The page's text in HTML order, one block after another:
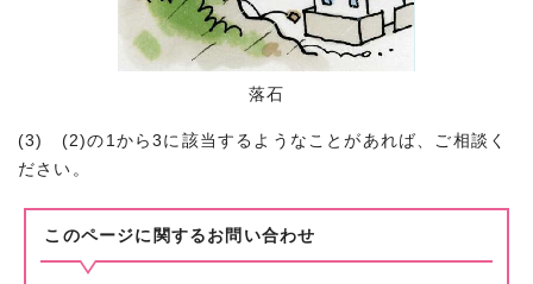
落石
(3) (2)の1から3に該当するようなことがあれば、ご相談く
ださい。
このページに関する お問い合わせ